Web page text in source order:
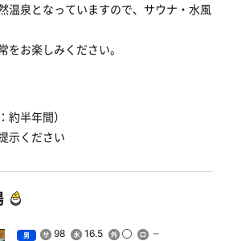
温泉となっていますので、サウナ・水風
をお楽しみください。
約半年間）
示ください
男 98 16.5